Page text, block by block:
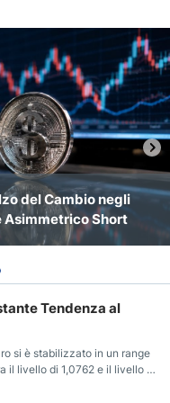
del Cambio negli
Asimmetrico Short
a 1,13
Ipervenduto e Test
Tendenza al
si è stabilizzato in un range
il livello di 1,0762 e il livello di